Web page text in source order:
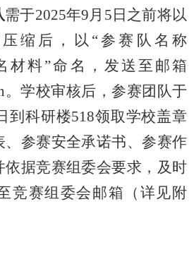
需于2025年9月5日之前将以
缩后，以“参赛队名称
材料”命名，发送至邮箱
。学校审核后，参赛团队于
到科研楼518领取学校盖章
、参赛安全承诺书、参赛作
依据竞赛组委会要求，及时
竞赛组委会邮箱（详见附